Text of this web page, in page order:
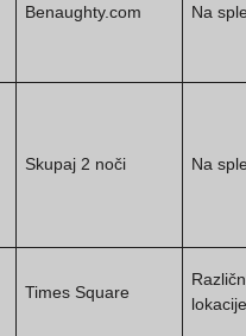
Benaughty.com Na
Skupaj 2 noči Na
Times Square
lokacije